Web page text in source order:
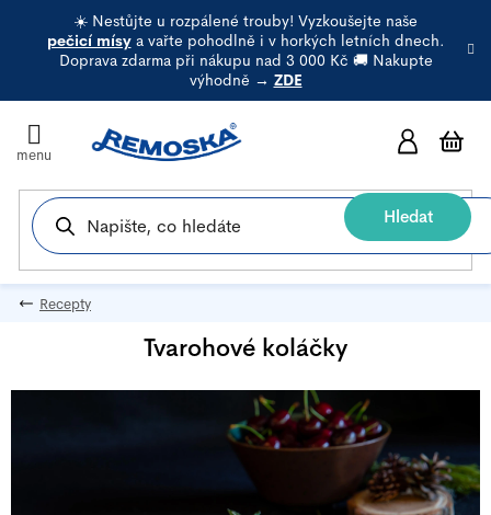
☀️ Nestůjte u rozpálené trouby! Vyzkoušejte naše
pečicí mísya vařte pohodlně i v horkých letních dnech.
Doprava zdarma při nákupu nad 3 000 Kč 🚚 Nakupte
výhodně → ZDE
Hledat
Recepty
Tvarohové koláčky